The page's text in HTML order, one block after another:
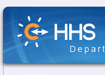
Skip
Content